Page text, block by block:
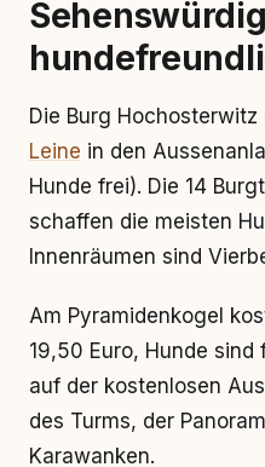
Die Burg
Leine in den
Hunde frei). Die 14
schaffen die meisten
Innenräumen sind
Am Pyramidenkogel
19,50 Euro, Hunde sind
auf der kostenlosen
des Turms, der
Karawanken.